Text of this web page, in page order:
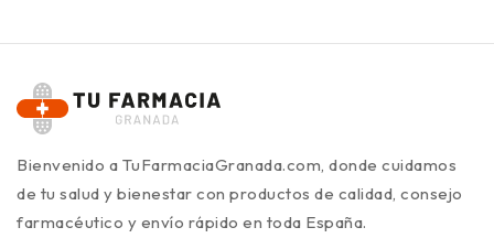
Bienvenido a TuFarmaciaGranada.com, donde cuidamos
de tu salud y bienestar con productos de calidad, consejo
farmacéutico y envío rápido en toda España.